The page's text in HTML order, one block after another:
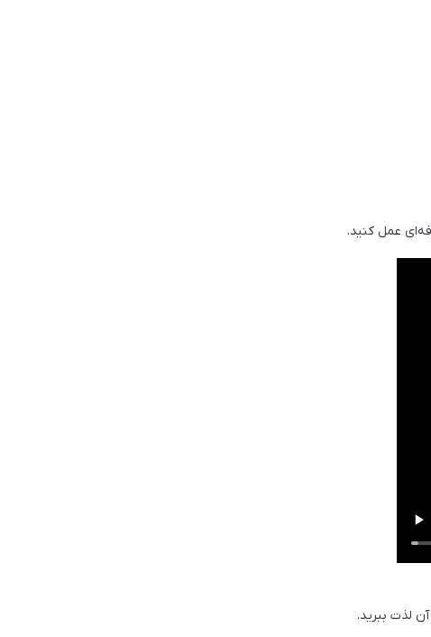
عمل کنید.
لذت ببرید.